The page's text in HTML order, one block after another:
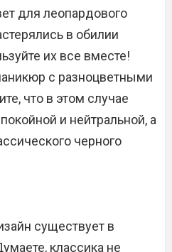
для леопардового
в обилии
их все вместе!
с разноцветными
что в этом случае
и нейтральной, а
черного
существует в
классика не